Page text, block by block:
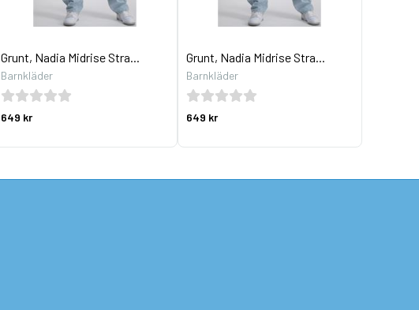
Grunt, Nadia Midrise Stra...
Barnkläder
649 kr
Grunt, Nadia Midrise Stra...
Barnkläder
649 kr